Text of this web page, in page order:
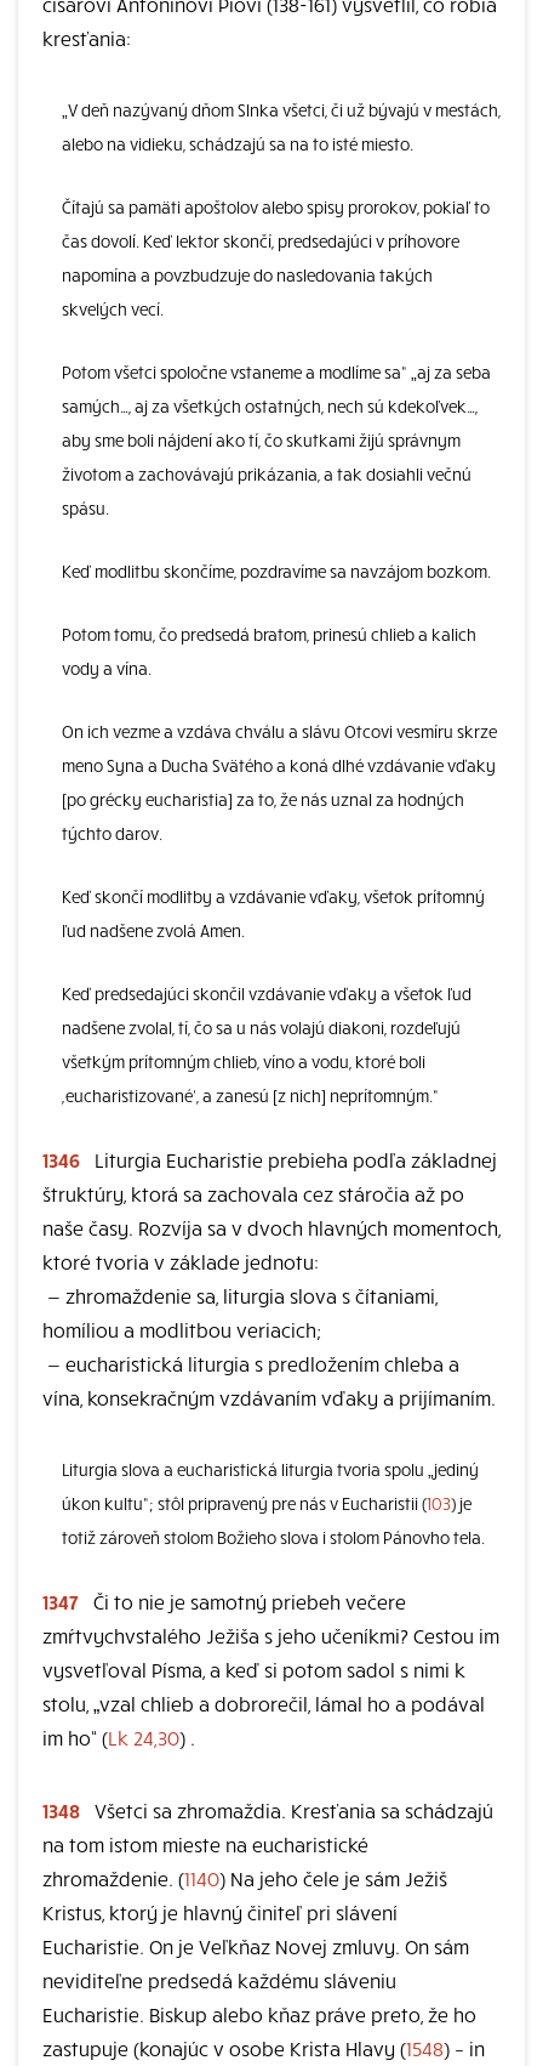
kresťania:
„V deň nazývaný dňom Slnka všetci, či už bývajú v mestách,
alebo na vidieku, schádzajú sa na to isté miesto.
Čítajú sa pamäti apoštolov alebo spisy prorokov, pokiaľ to
čas dovolí. Keď lektor skončí, predsedajúci v príhovore
napomína a povzbudzuje do nasledovania takých
skvelých vecí.
Potom všetci spoločne vstaneme a modlíme sa“ „aj za seba
samých…, aj za všetkých ostatných, nech sú kdekoľvek…,
aby sme boli nájdení ako tí, čo skutkami žijú správnym
životom a zachovávajú prikázania, a tak dosiahli večnú
spásu.
Keď modlitbu skončíme, pozdravíme sa navzájom bozkom.
Potom tomu, čo predsedá bratom, prinesú chlieb a kalich
vody a vína.
On ich vezme a vzdáva chválu a slávu Otcovi vesmíru skrze
meno Syna a Ducha Svätého a koná dlhé vzdávanie vďaky
[po grécky eucharistia] za to, že nás uznal za hodných
týchto darov.
Keď skončí modlitby a vzdávanie vďaky, všetok prítomný
ľud nadšene zvolá Amen.
Keď predsedajúci skončil vzdávanie vďaky a všetok ľud
nadšene zvolal, tí, čo sa u nás volajú diakoni, rozdeľujú
všetkým prítomným chlieb, víno a vodu, ktoré boli
,eucharistizované‘, a zanesú [z nich] neprítomným.“
1346
Liturgia Eucharistie prebieha podľa základnej
štruktúry, ktorá sa zachovala cez stáročia až po
naše časy. Rozvíja sa v dvoch hlavných momentoch,
ktoré tvoria v základe jednotu:
— zhromaždenie sa, liturgia slova s čítaniami,
homíliou a modlitbou veriacich;
— eucharistická liturgia s predložením chleba a
vína, konsekračným vzdávaním vďaky a prijímaním.
Liturgia slova a eucharistická liturgia tvoria spolu „jediný
úkon kultu“; stôl pripravený pre nás v Eucharistii (103) je
totiž zároveň stolom Božieho slova i stolom Pánovho tela.
1347 Či to nie je samotný priebeh večere
zmŕtvychvstalého Ježiša s jeho učeníkmi? Cestou im
vysvetľoval Písma, a keď si potom sadol s nimi k
stolu, „vzal chlieb a dobrorečil, lámal ho a podával
im ho“ (Lk 24,30) .
1348 Všetci sa zhromaždia. Kresťania sa schádzajú
na tom istom mieste na eucharistické
zhromaždenie. (1140) Na jeho čele je sám Ježiš
Kristus, ktorý je hlavný činiteľ pri slávení
Eucharistie. On je Veľkňaz Novej zmluvy. On sám
neviditeľne predsedá každému sláveniu
Eucharistie. Biskup alebo kňaz práve preto, že ho
zastupuje (konajúc v osobe Krista Hlavy (1548) – in